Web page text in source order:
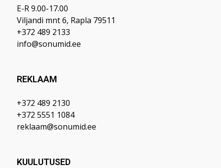
E-R 9.00-17.00
Viljandi mnt 6, Rapla 79511
+372 489 2133
info@sonumid.ee
REKLAAM
+372 489 2130
+372 5551 1084
reklaam@sonumid.ee
KUULUTUSED